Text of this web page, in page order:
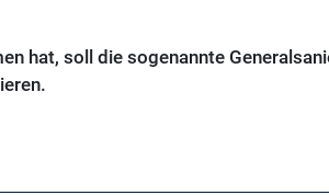
hat, soll die sogenannte